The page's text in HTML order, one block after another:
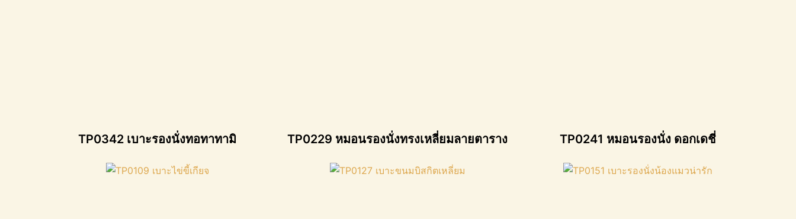
TP0342 เบาะรองนั่งทอทาทามิ TP0229 หมอนรองนั่งทรงเหลี่ยมลายตาราง TP0241 หมอนรองนั่ง ดอกเดชี่